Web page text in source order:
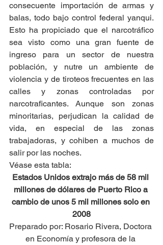
consecuente importación de armas y
balas, todo bajo control federal yanqui.
Esto ha propiciado que el narcotráfico
sea visto como una gran fuente de
ingreso para un sector de nuestra
población, y nutre un ambiente de
violencia y de tiroteos frecuentes en las
calles y zonas controladas por
narcotraficantes. Aunque son zonas
minoritarias, perjudican la calidad de
vida, en especial de las zonas
trabajadoras, y cohiben a muchos de
salir por las noches.
Véase esta tabla:
Estados Unidos extrajo más de 58 mil
millones de dólares de Puerto Rico a
cambio de unos 5 mil millones solo en
2008
Preparado por: Rosario Rivera, Doctora
en Economía y profesora de la